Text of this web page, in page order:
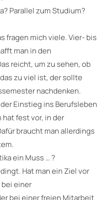
Parallel zum Studium?
fragen mich viele. Vier- bis
man in den
reicht, um zu sehen, ob
zu viel ist, der sollte
nachdenken.
Einstieg ins Berufsleben
hat fest vor, in der
braucht man allerdings
ein Muss … ?
Hat man ein Ziel vor
einer